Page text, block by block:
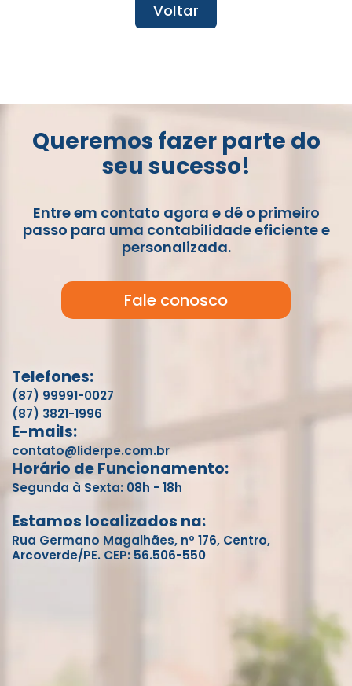
Voltar
Queremos fazer parte do
seu sucesso!
Entre em contato agora e dê o primeiro
passo para uma contabilidade eficiente e
personalizada.
Fale conosco
Telefones:
(87) 99991-0027
(87) 3821-1996
E-mails:
contato@liderpe.com.br
Horário de Funcionamento:
Segunda à Sexta: 08h - 18h
Estamos localizados na:
Rua Germano Magalhães, nº 176, Centro,
Arcoverde/PE. CEP: 56.506-550